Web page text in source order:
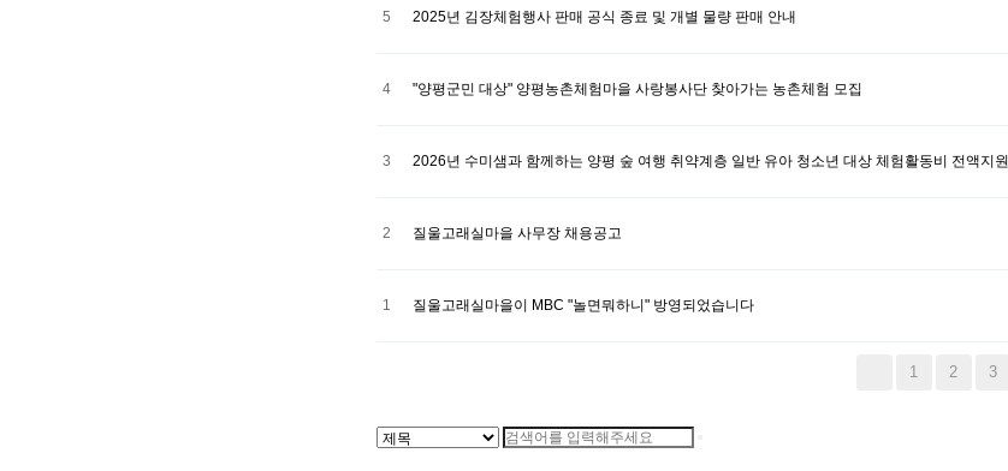
5 2025년 김장체험행사 판매 공식 종료 및 개별 물량 판매 안내
4 "양평군민 대상" 양평농촌체험마을 사랑봉사단 찾아가는 농촌체험 모집
3 2026년 수미샘과 함께하는 양평 숲 여행 취약계층 일반 유아 청소년 대상 체험활동비 전액지원
2 질울고래실마을 사무장 채용공고
1 질울고래실마을이 MBC "놀면뭐하니" 방영되었습니다
1 2 3